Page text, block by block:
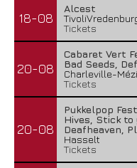
18-08
Alcest
Tickets
20-08
Cabaret Vert
Bad Seeds,
Charleville-
Tickets
20-08
Pukkelpop
Hives, Stick to
Deafheaven,
Hasselt
Tickets